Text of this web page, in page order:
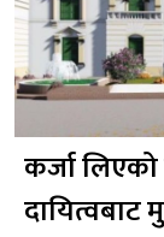
कर्जा
दायित्वबाट